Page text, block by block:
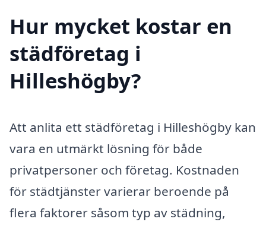
Hur mycket kostar en
städföretag i
Hilleshögby?
Att anlita ett städföretag i Hilleshögby kan
vara en utmärkt lösning för både
privatpersoner och företag. Kostnaden
för städtjänster varierar beroende på
flera faktorer såsom typ av städning,